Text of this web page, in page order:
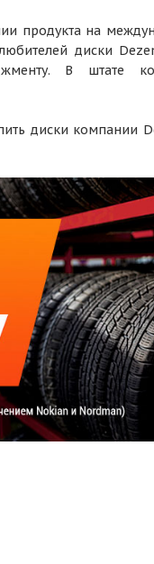
продукта на
диски
В штате
диски компании